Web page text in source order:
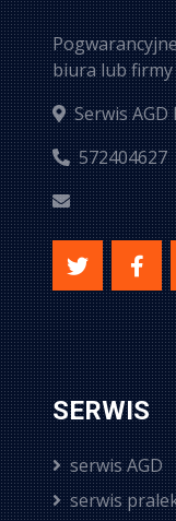
biura lub firmy
Serwis
572404627
SERWIS
serwis AGD
serwis